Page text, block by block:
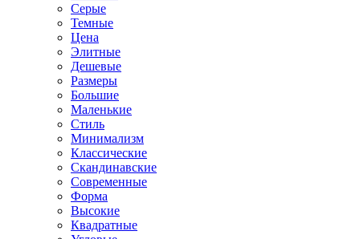
Серые
Темные
Цена
Элитные
Дешевые
Размеры
Большие
Маленькие
Стиль
Минимализм
Классические
Скандинавские
Современные
Форма
Высокие
Квадратные